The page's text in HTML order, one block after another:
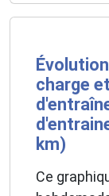
charge
km)
Ce